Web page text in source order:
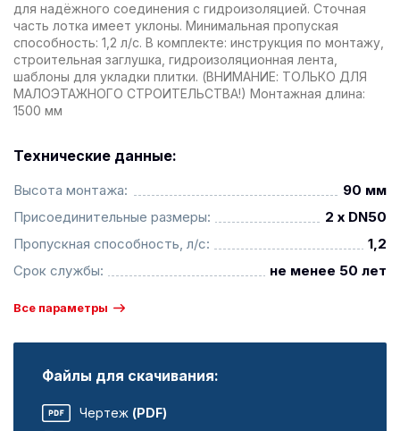
для надёжного соединения с гидроизоляцией. Сточная
часть лотка имеет уклоны. Минимальная пропуская
способность: 1,2 л/с. В комплекте: инструкция по монтажу,
строительная заглушка, гидроизоляционная лента,
шаблоны для укладки плитки. (ВНИМАНИЕ: ТОЛЬКО ДЛЯ
МАЛОЭТАЖНОГО СТРОИТЕЛЬСТВА!) Монтажная длина:
1500 мм
Технические данные:
Высота монтажа:
90 мм
Присоединительные размеры:
2 x DN50
Пропускная способность, л/с:
1,2
Срок службы:
не менее 50 лет
Все параметры
Файлы для скачивания:
Чертеж (PDF)